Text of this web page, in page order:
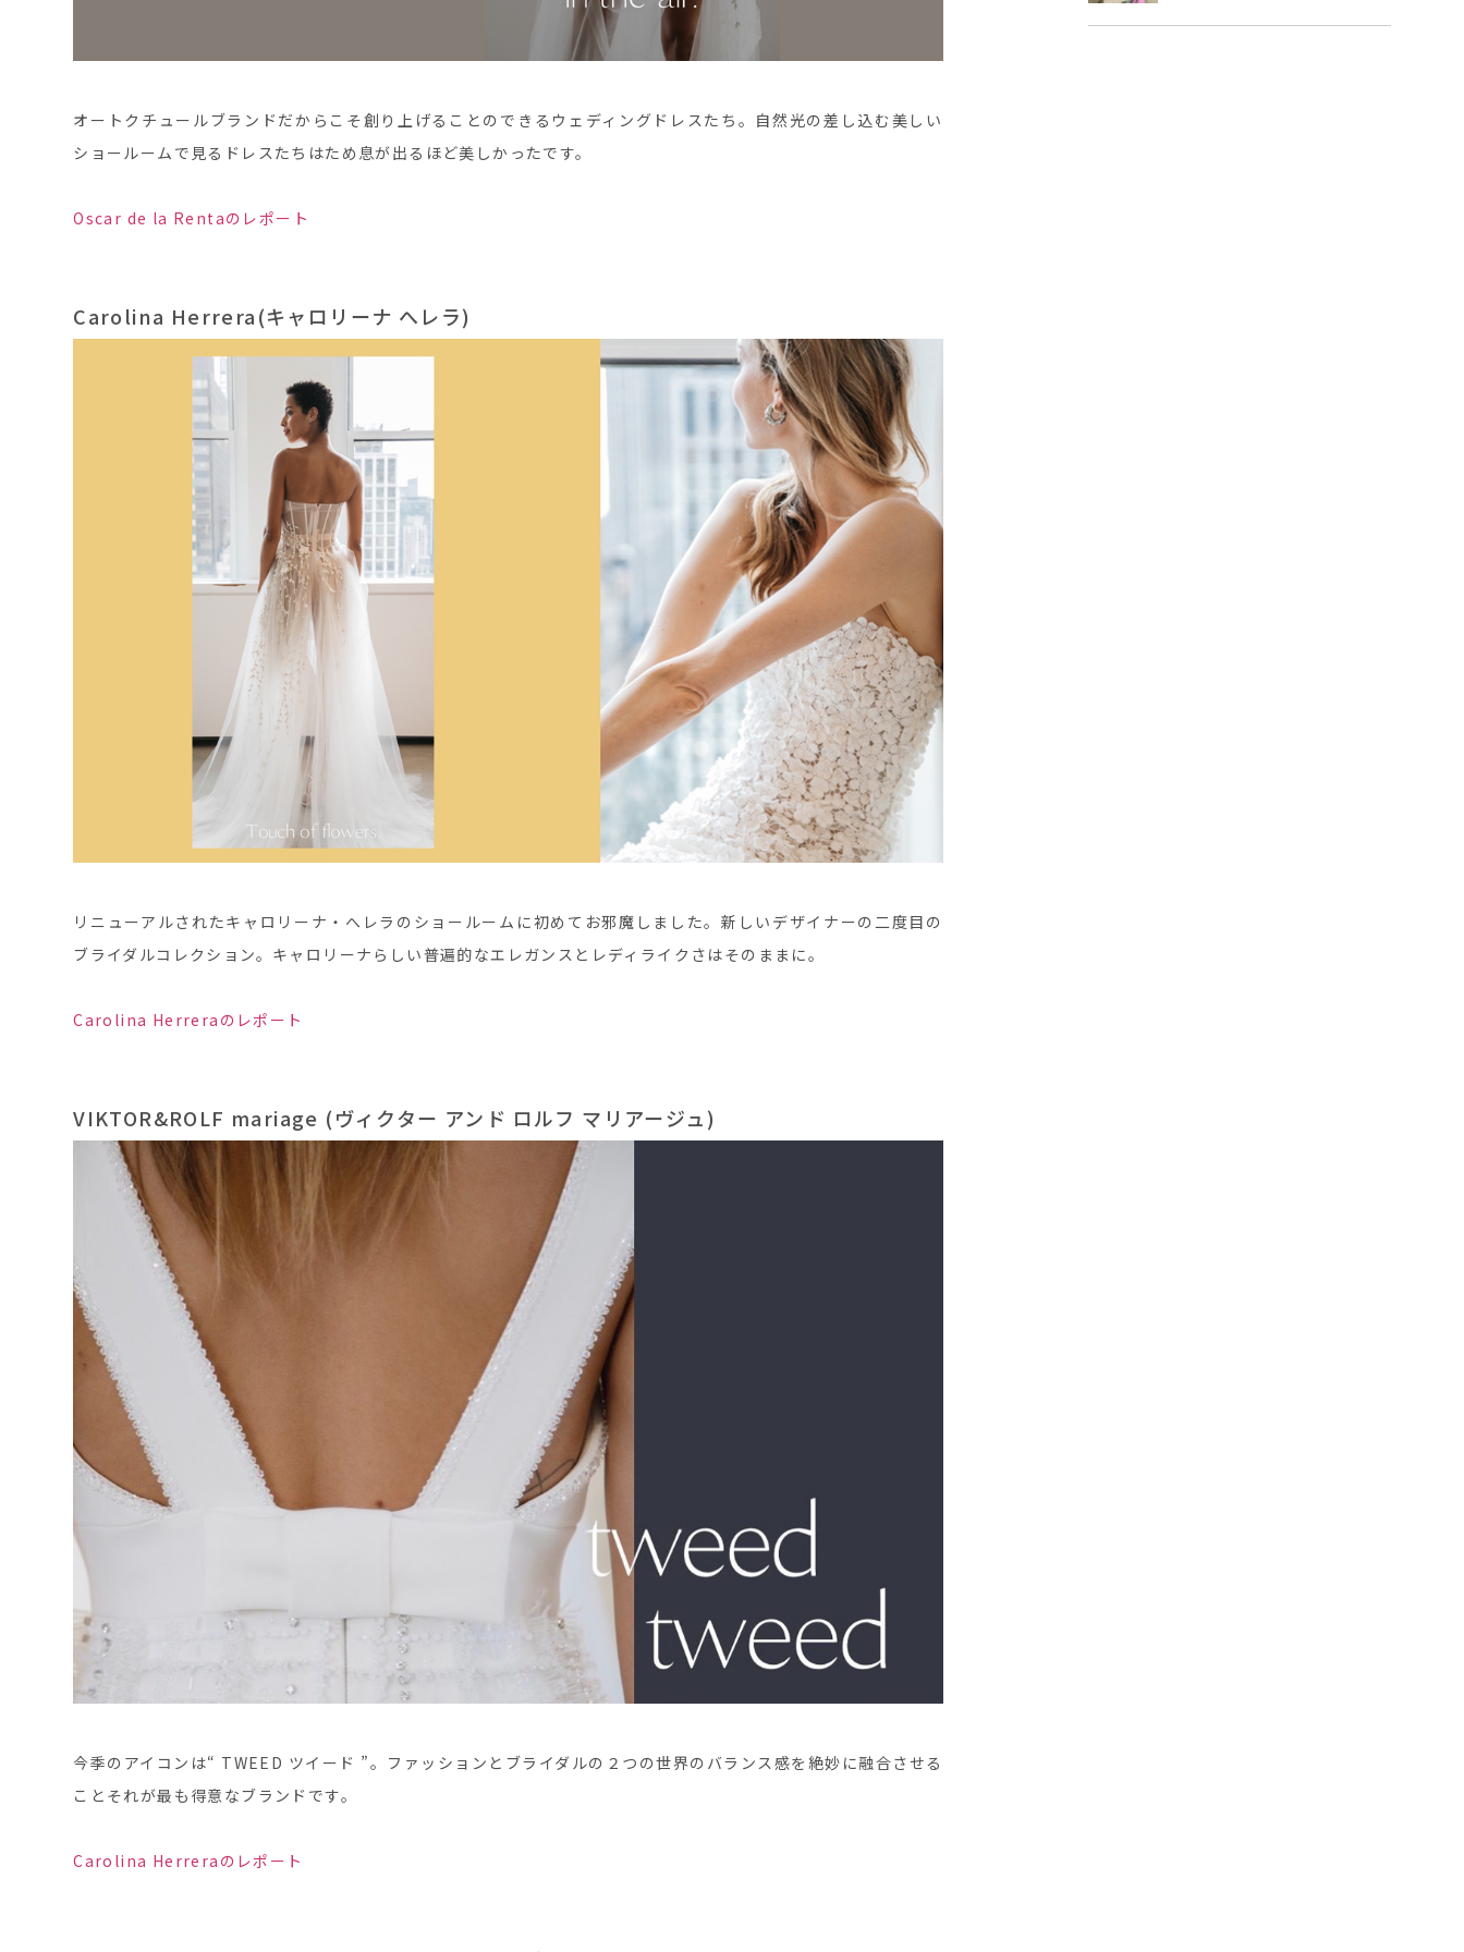
オートクチュールブランドだからこそ創り上げることのできるウェディングドレスたち。自然光の差し込む美しい
ショールームで見るドレスたちはため息が出るほど美しかったです。
Oscar de la Rentaのレポート
Carolina Herrera(キャロリーナ へレラ)
リニューアルされたキャロリーナ・へレラのショールームに初めてお邪魔しました。新しいデザイナーの二度目の
ブライダルコレクション。キャロリーナらしい普遍的なエレガンスとレディライクさはそのままに。
Carolina Herreraのレポート
VIKTOR&ROLF mariage (ヴィクター アンド ロルフ マリアージュ)
今季のアイコンは“ TWEED ツイード ”。ファッションとブライダルの２つの世界のバランス感を絶妙に融合させる
ことそれが最も得意なブランドです。
Carolina Herreraのレポート